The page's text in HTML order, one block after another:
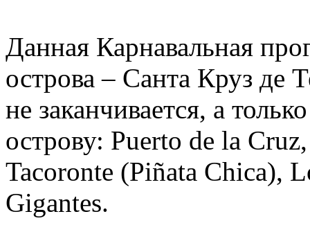
Данная Карнавальная
острова – Санта Круз де
не заканчивается, а
острову: Puerto de la
Tacoronte (Piñata Chica),
Gigantes.